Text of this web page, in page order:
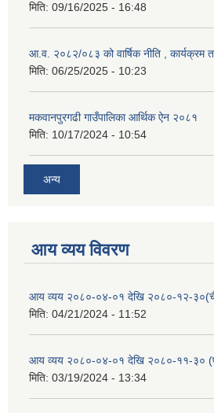
मिति: 09/16/2025 - 16:48
आ.व. २०८२/०८३ को वार्षिक नीति , कार्यक्रम
मिति: 06/25/2025 - 10:23
मकवानपुरगढी गाउँपालिका आर्थिक ‌‌‌ऐन २०८१
मिति: 10/17/2024 - 10:54
अन्य
आय व्यय विवरण
आय व्यय २०८०-०४-०१ देखि २०८०-१२-
मिति: 04/21/2024 - 11:52
आय व्यय २०८०-०४-०१ देखि २०८०-११-३०
मिति: 03/19/2024 - 13:34